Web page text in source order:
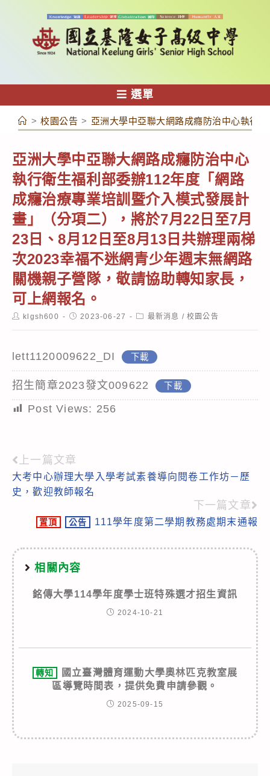
容
選單
> 校園公告 > 亞洲大學中亞聯大網路成癮防治中心執行
亞洲大學中亞聯大網路成癮防治中心
執行衛生福利部委辦112年度「網路
成癮治療專業培訓暨介入模式發展計
畫」（分項二），將於7月22日至7月
23日、8月12日至8月13日共辦理兩梯
次2023幸福不迷網青少年週末無網路
關機親子營隊，敬請協助轉知家長，
可上網報名。
Postklgsh600
Post2023-06-27
Post最新消息 / 校園公告
lett1120009622_DI 下載
招生簡章2023發文009622 下載
Post Views: 256
Read
more
上一篇文章
大考中心辦理大學入學考試素養導向閱卷工作坊－歷
史，歡迎教師報名
下一篇文章
置頂 公告 111學年度第二學期教務處期末通報
相關內容
銘傳大學114學年度學士班特殊選才招生資訊
2024-10-21
轉知
國立臺灣體育運動大學奧林匹克教室展
區導覽時間表，提供免費申請參觀。
2025-09-15